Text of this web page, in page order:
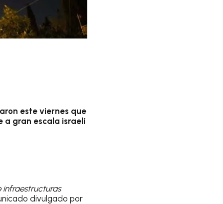
este viernes que
a gran escala israelí
infraestructuras
divulgado por